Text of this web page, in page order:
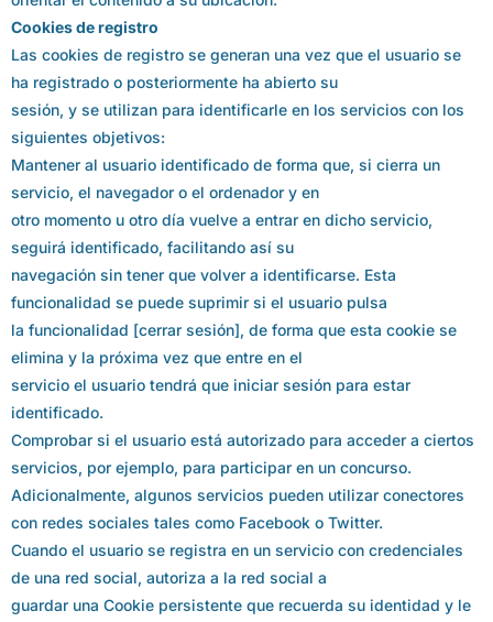
Cookies de registro
Las cookies de registro se generan una vez que el usuario se
ha registrado o posteriormente ha abierto su
sesión, y se utilizan para identificarle en los servicios con los
siguientes objetivos:
Mantener al usuario identificado de forma que, si cierra un
servicio, el navegador o el ordenador y en
otro momento u otro día vuelve a entrar en dicho servicio,
seguirá identificado, facilitando así su
navegación sin tener que volver a identificarse. Esta
funcionalidad se puede suprimir si el usuario pulsa
la funcionalidad [cerrar sesión], de forma que esta cookie se
elimina y la próxima vez que entre en el
servicio el usuario tendrá que iniciar sesión para estar
identificado.
Comprobar si el usuario está autorizado para acceder a ciertos
servicios, por ejemplo, para participar en un concurso.
Adicionalmente, algunos servicios pueden utilizar conectores
con redes sociales tales como Facebook o Twitter.
Cuando el usuario se registra en un servicio con credenciales
de una red social, autoriza a la red social a
guardar una Cookie persistente que recuerda su identidad y le